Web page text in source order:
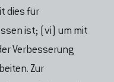
dies für
ist; (vi) um mit
Verbesserung
Zur